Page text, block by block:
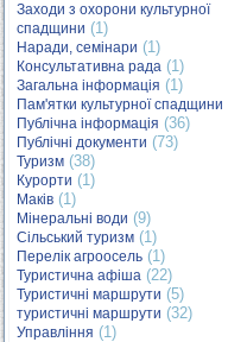
Заходи з охорони культурної
спадщини (1)
Наради, семінари (1)
Консультативна рада (1)
Загальна інформація (1)
Пам'ятки культурної спадщини
Публічна інформація (36)
Публічні документи (73)
Туризм (38)
Курорти (1)
Маків (1)
Мінеральні води (9)
Сільський туризм (1)
Перелік агроосель (1)
Туристична афіша (22)
Туристичні маршрути (5)
туристичні маршрути (32)
Управління (1)